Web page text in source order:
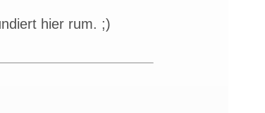
hier rum. ;)